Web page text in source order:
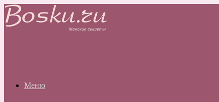
Меню